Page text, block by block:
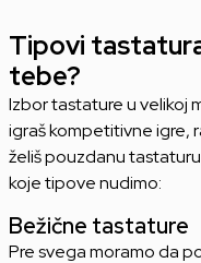
Tipovi
tebe?
Izbor tastature u velikoj
igraš kompetitivne igre,
želiš pouzdanu
koje tipove nudimo:
Bežične tastature
Pre svega moramo da